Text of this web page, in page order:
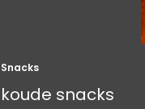
Snacks
koude snacks